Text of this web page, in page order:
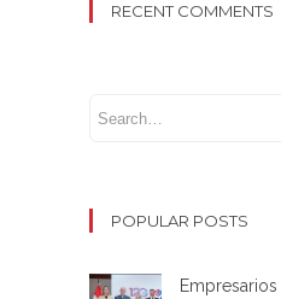
RECENT COMMENTS
POPULAR POSTS